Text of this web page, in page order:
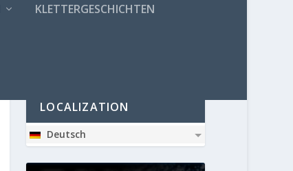
KLETTERGESCHICHTEN
LOCALIZATION
Deutsch